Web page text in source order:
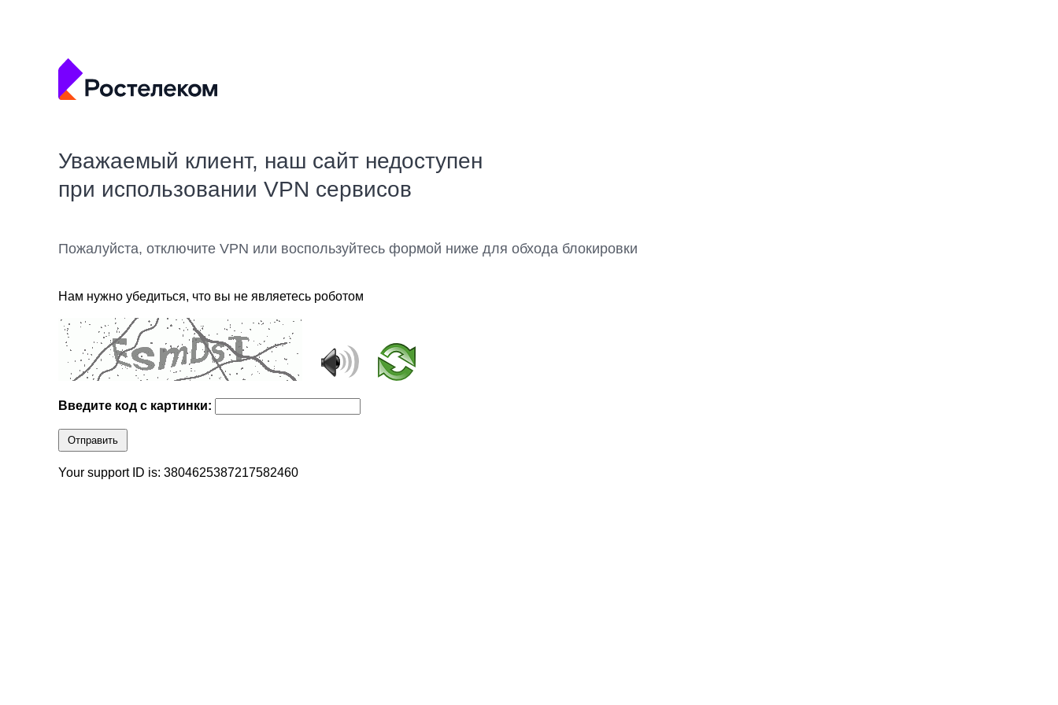
Уважаемый клиент, наш сайт недоступен
при использовании VPN сервисов
Пожалуйста, отключите VPN или воспользуйтесь формой ниже для обхода блокировки
Нам нужно убедиться, что вы не являетесь роботом
Введите код с картинки:
Отправить
Your support ID is: 3804625387217582460